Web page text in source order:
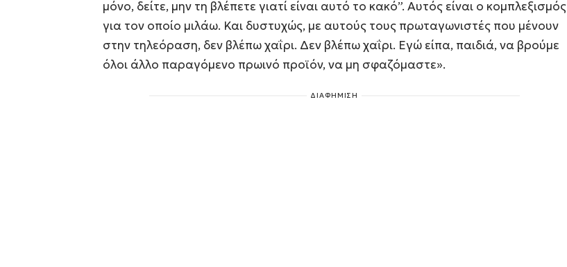
μόνο, δείτε, μην τη βλέπετε γιατί είναι αυτό το κακό”. Αυτός είναι ο κομπλεξισμός
για τον οποίο μιλάω. Και δυστυχώς, με αυτούς τους πρωταγωνιστές που μένουν
στην τηλεόραση, δεν βλέπω χαΐρι. Δεν βλέπω χαΐρι. Εγώ είπα, παιδιά, να βρούμε
όλοι άλλο παραγόμενο πρωινό προϊόν, να μη σφαζόμαστε».
ΔΙΑΦΗΜΙΣΗ